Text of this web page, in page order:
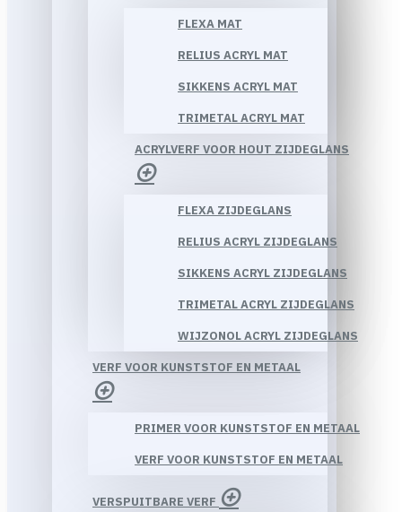
FLEXA MAT
RELIUS ACRYL MAT
SIKKENS ACRYL MAT
TRIMETAL ACRYL MAT
ACRYLVERF VOOR HOUT ZIJDEGLANS
FLEXA ZIJDEGLANS
RELIUS ACRYL ZIJDEGLANS
SIKKENS ACRYL ZIJDEGLANS
TRIMETAL ACRYL ZIJDEGLANS
WIJZONOL ACRYL ZIJDEGLANS
VERF VOOR KUNSTSTOF EN METAAL
PRIMER VOOR KUNSTSTOF EN METAAL
VERF VOOR KUNSTSTOF EN METAAL
VERSPUITBARE VERF